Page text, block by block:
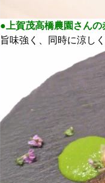
●上賀茂高橋農園さん
旨味強く、同時に涼し